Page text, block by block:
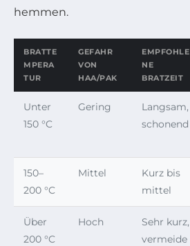
hemmen.
BRATTE
MPERA
TUR
GEFAHR
VON
HAA/PAK
EMPFOHLE
NE
BRATZEIT
Unter
150 °C
Gering
Langsam,
schonend
150–
200 °C
Mittel
Kurz bis
mittel
Über
200 °C
Hoch
Sehr kurz,
vermeide